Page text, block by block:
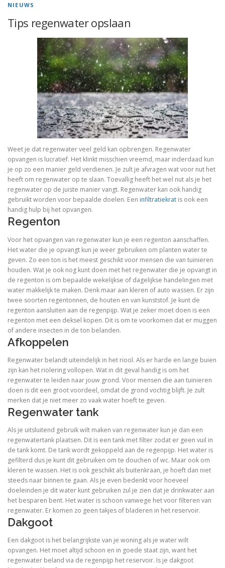
NIEUWS
Tips regenwater opslaan
Weet je dat regenwater veel geld kan opbrengen. Regenwater
opvangen is lucratief. Het klinkt misschien vreemd, maar inderdaad kun
je op zo een manier geld verdienen. Je zult je afvragen wat voor nut het
heeft om regenwater op te slaan. Toevallig heeft het wel nut als je het
regenwater op de juiste manier vangt. Regenwater kan ook handig
gebruikt worden voor bepaalde doelen. Een infiltratiekrat is ook een
handig hulp bij het opvangen.
Regenton
Voor het opvangen van regenwater kun je een regenton aanschaffen.
Het water die je opvangt kun je weer gebruiken om planten water te
geven. Zo een ton is het meest geschikt voor mensen die van tuinieren
houden. Wat je ook nog kunt doen met het regenwater die je opvangt in
de regenton is om bepaalde wekelijkse of dagelijkse handelingen met
water makkelijk te maken. Denk maar aan kleren of auto wassen. Er zijn
twee soorten regentonnen, de houten en van kunststof. Je kunt de
regenton aansluiten aan de regenpijp. Wat je zeker moet doen is een
regenton met een deksel kopen. Dit is om te voorkomen dat er muggen
of andere insecten in de ton belanden.
Afkoppelen
Regenwater belandt uiteindelijk in het riool. Als er harde en lange buien
zijn kan het riolering vollopen. Wat in dit geval handig is om het
regenwater te leiden naar jouw grond. Voor mensen die aan tuinieren
doen is dit een groot voordeel, omdat de grond vochtig blijft. Je zult
merken dat je niet meer zo vaak water hoeft te geven.
Regenwater tank
Als je uitsluitend gebruik wilt maken van regenwater kun je dan een
regenwatertank plaatsen. Dit is een tank met filter zodat er geen vuil in
de tank komt. De tank wordt gekoppeld aan de regenpijp. Het water is
gefilterd dus je kunt dit gebruiken om te douchen of wc. Maar ook om
kleren te wassen. Het is ook geschikt als buitenkraan, je hoeft dan niet
steeds naar binnen te gaan. Als je even bedenkt voor hoeveel
doeleinden je dit water kunt gebruiken zul je zien dat je drinkwater aan
het besparen bent. Het water is schoon vanwege het voor filteren van
regenwater. Er komen zo geen takjes of bladeren in het reservoir.
Dakgoot
Een dakgoot is het belangrijkste van je woning als je water wilt
opvangen. Het moet altijd schoon en in goede staat zijn, want het
regenwater beland via de regenpijp het reservoir. Is je dakgoot